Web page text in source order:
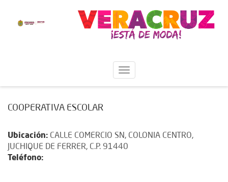
COOPERATIVA ESCOLAR
Ubicación: CALLE COMERCIO SN, COLONIA CENTRO,
JUCHIQUE DE FERRER, C.P. 91440
Teléfono: